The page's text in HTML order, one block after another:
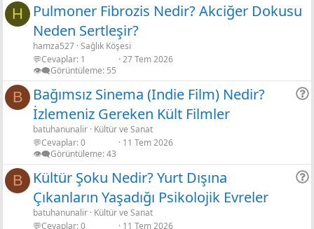
H
Pulmoner Fibrozis Nedir? Akciğer Dokusu
Neden Sertleşir?
hamza527 Sağlık Köşesi
💬Cevaplar 1
👁️‍🗨️Görüntüleme 55
27 Tem 2026
B
Bağımsız Sinema (Indie Film) Nedir?
İzlemeniz Gereken Kült Filmler
batuhanunalir Kültür ve Sanat
💬Cevaplar 0
👁️‍🗨️Görüntüleme 43
11 Tem 2026
B
Kültür Şoku Nedir? Yurt Dışına
Çıkanların Yaşadığı Psikolojik Evreler
batuhanunalir Kültür ve Sanat
💬Cevaplar 0 11 Tem 2026